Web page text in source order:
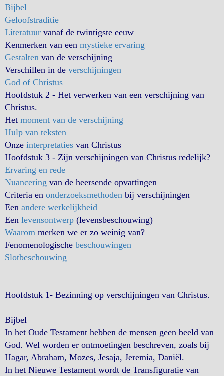
Bijbel
Geloofstraditie
Literatuur vanaf de twintigste eeuw
Kenmerken van een mystieke ervaring
Gestalten van de verschijning
Verschillen in de verschijningen
God of Christus
Hoofdstuk 2 - Het verwerken van een verschijning van
Christus.
Het moment van de verschijning
Hulp van teksten
Onze interpretaties van Christus
Hoofdstuk 3 - Zijn verschijningen van Christus redelijk?
Ervaring en rede
Nuancering van de heersende opvattingen
Criteria en onderzoeksmethoden bij verschijningen
Een andere werkelijkheid
Een levensontwerp (levensbeschouwing)
Waarom merken we er zo weinig van?
Fenomenologische beschouwingen
Slotbeschouwing
Hoofdstuk 1- Bezinning op verschijningen van Christus.
Bijbel
In het Oude Testament hebben de mensen geen beeld van
God. Wel worden er ontmoetingen beschreven, zoals bij
Hagar, Abraham, Mozes, Jesaja, Jeremia, Daniël.
In het Nieuwe Testament wordt de Transfiguratie van